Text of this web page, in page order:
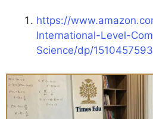
https://
International-Level-
Science/dp/1510457593